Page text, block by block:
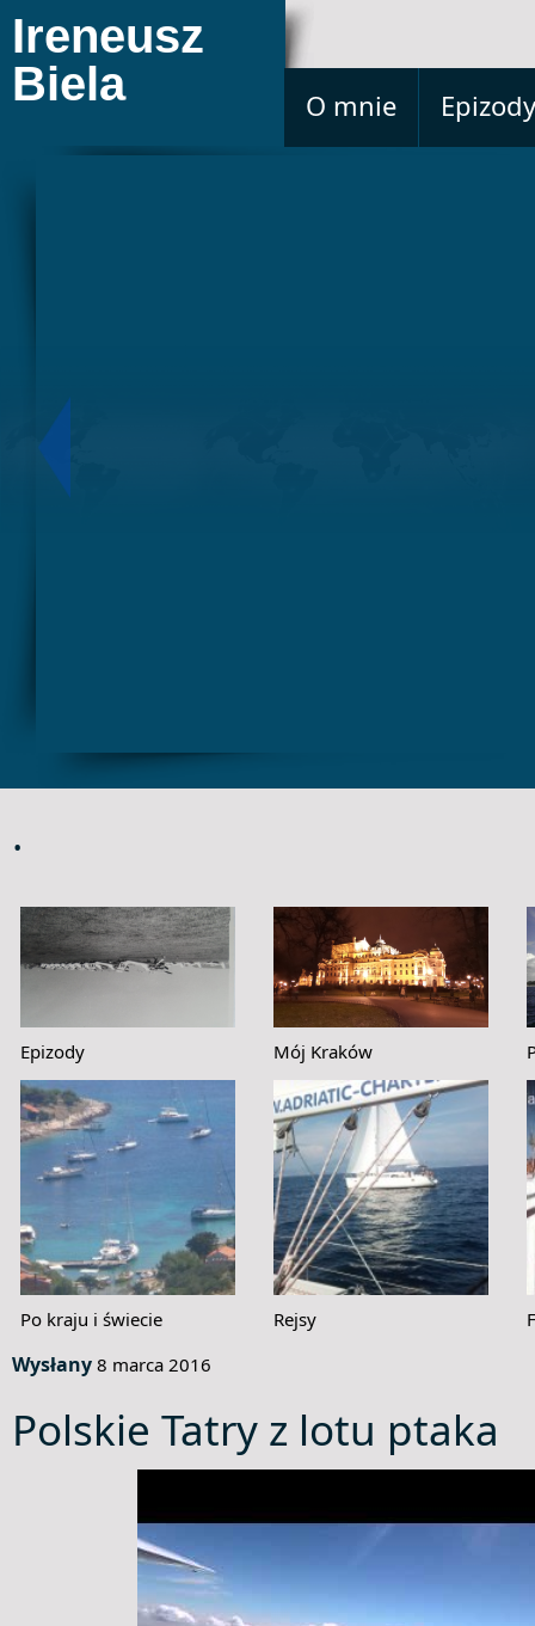
Ireneusz
Biela
O mnie Epizody
.
Epizody Mój Kraków
Po kraju i świecie Rejsy
Wysłany 8 marca 2016
Polskie Tatry z lotu ptaka